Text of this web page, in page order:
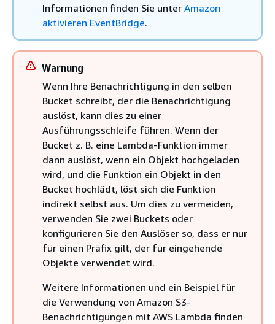
Informationen finden Sie unter Amazon
aktivieren EventBridge.
Warnung
Wenn Ihre Benachrichtigung in den selben
Bucket schreibt, der die Benachrichtigung
auslöst, kann dies zu einer
Ausführungsschleife führen. Wenn der
Bucket z. B. eine Lambda-Funktion immer
dann auslöst, wenn ein Objekt hochgeladen
wird, und die Funktion ein Objekt in den
Bucket hochlädt, löst sich die Funktion
indirekt selbst aus. Um dies zu vermeiden,
verwenden Sie zwei Buckets oder
konfigurieren Sie den Auslöser so, dass er nur
für einen Präfix gilt, der für eingehende
Objekte verwendet wird.
Weitere Informationen und ein Beispiel für
die Verwendung von Amazon S3-
Benachrichtigungen mit AWS Lambda finden